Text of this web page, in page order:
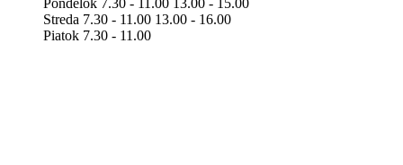
Pondelok 7.30 - 11.00 13.00 - 15.00
Streda 7.30 - 11.00 13.00 - 16.00
Piatok 7.30 - 11.00